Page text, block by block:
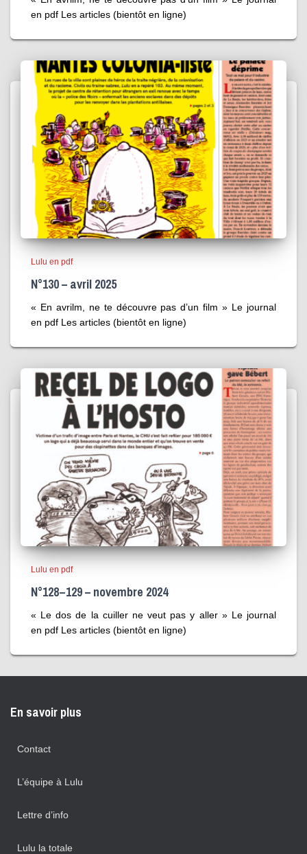
en pdf Les articles (bientôt en ligne)
Lulu en pdf
N°130 – avril 2025
« En avrilm, ne te découvre pas d’un film » Le journal
en pdf Les articles (bientôt en ligne)
Lulu en pdf
N°128 – 129 – novembre 2024
« Le dos de la cuiller ne veut pas y aller » Le journal
en pdf Les articles (bientôt en ligne)
En savoir plus
Contact
L’équipe à Lulu
Lettre d’info
Lulu la totale